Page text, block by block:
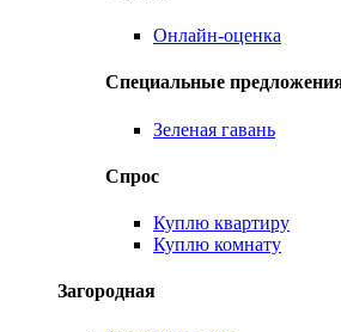
Онлайн-оценка
Специальные
Зеленая гавань
Спрос
Куплю квартиру
Куплю комнату
Загородная